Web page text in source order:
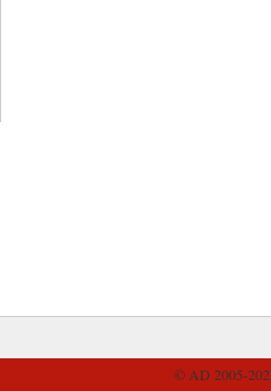
© AD 2005-